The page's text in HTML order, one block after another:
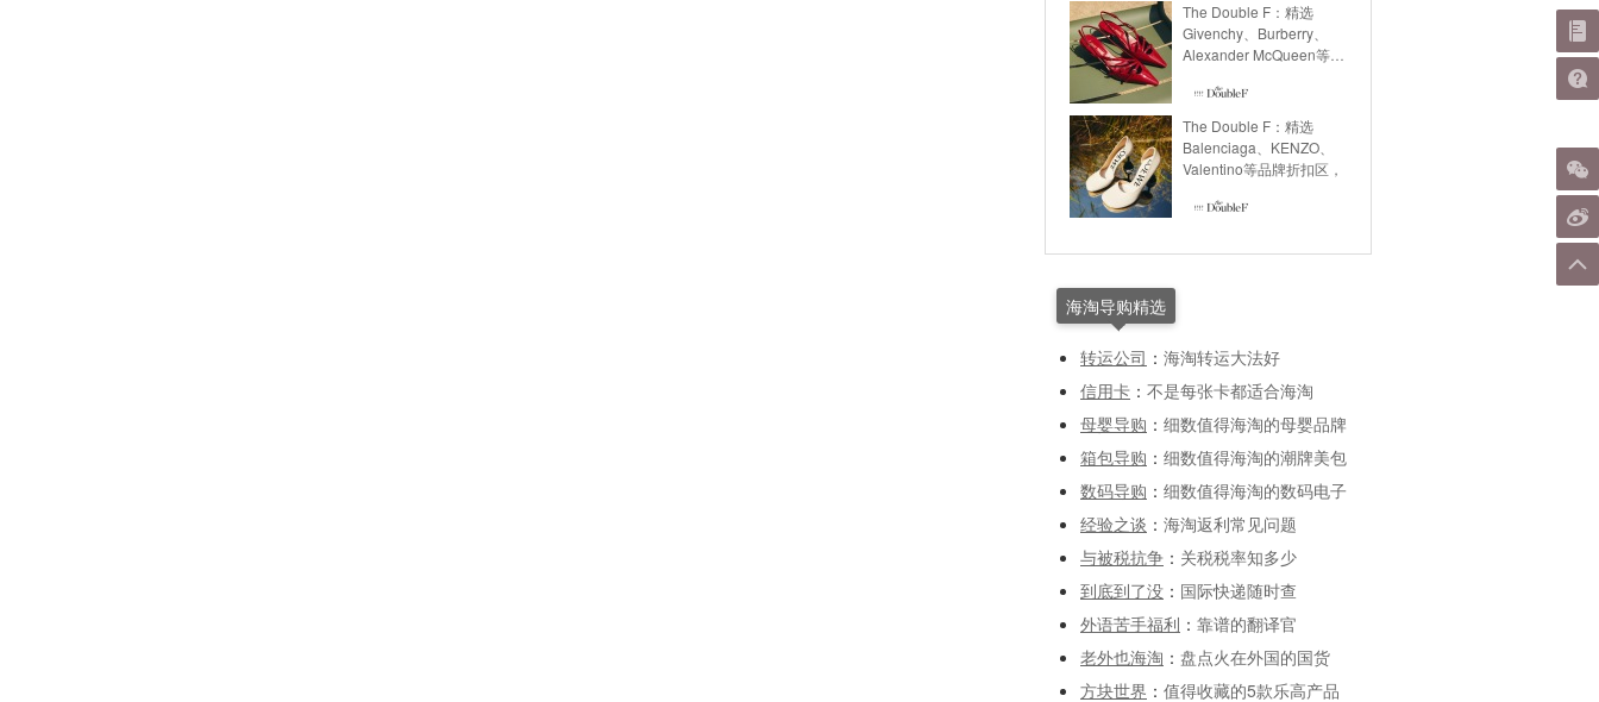
The Double F：精选
Givenchy、Burberry、
Alexander McQueen等品
The Double F：精选
Balenciaga、KENZO、
Valentino等品牌折扣区，
海淘导购精选
转运公司 ： 海淘转运大法好
信用卡 ： 不是每张卡都适合海淘
母婴导购 ： 细数值得海淘的母婴品牌
箱包导购 ： 细数值得海淘的潮牌美包
数码导购 ： 细数值得海淘的数码电子
经验之谈 ： 海淘返利常见问题
与被税抗争 ： 关税税率知多少
到底到了没 ： 国际快递随时查
外语苦手福利 ： 靠谱的翻译官
老外也海淘 ： 盘点火在外国的国货
方块世界 ： 值得收藏的5款乐高产品